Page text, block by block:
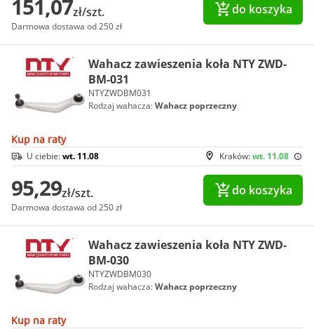
151,07zł/szt.
Darmowa dostawa od 250 zł
do koszyka
Wahacz zawieszenia koła NTY ZWD-
BM-031
NTYZWDBM031
Rodzaj wahacza:Wahacz poprzeczny
Kup na raty
Kraków:wt. 11.08
U ciebie:wt. 11.08
95,29zł/szt.
Darmowa dostawa od 250 zł
do koszyka
Wahacz zawieszenia koła NTY ZWD-
BM-030
NTYZWDBM030
Rodzaj wahacza:Wahacz poprzeczny
Kup na raty